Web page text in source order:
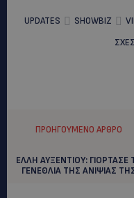
UPDATES SHOWBIZ
ΠΡΟΗΓΟΎΜΕΝΟ ΆΡΘΡΟ
ΕΛΛΗ ΑΥΞΕΝΤΙΟΥ: ΓΙΟΡΤΑΣΕ
ΓΕΝΕΘΛΙΑ ΤΗΣ ΑΝΙΨΙΑΣ